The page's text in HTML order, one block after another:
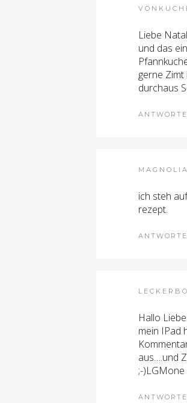
Liebe
und das
gerne
durchaus
MAGNOLIA
ich steh
rezept.
Hallo
mein IPad
aus….und
;-)LGMone